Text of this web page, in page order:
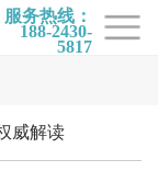
服务热线：
188-2430-
5817
威解读